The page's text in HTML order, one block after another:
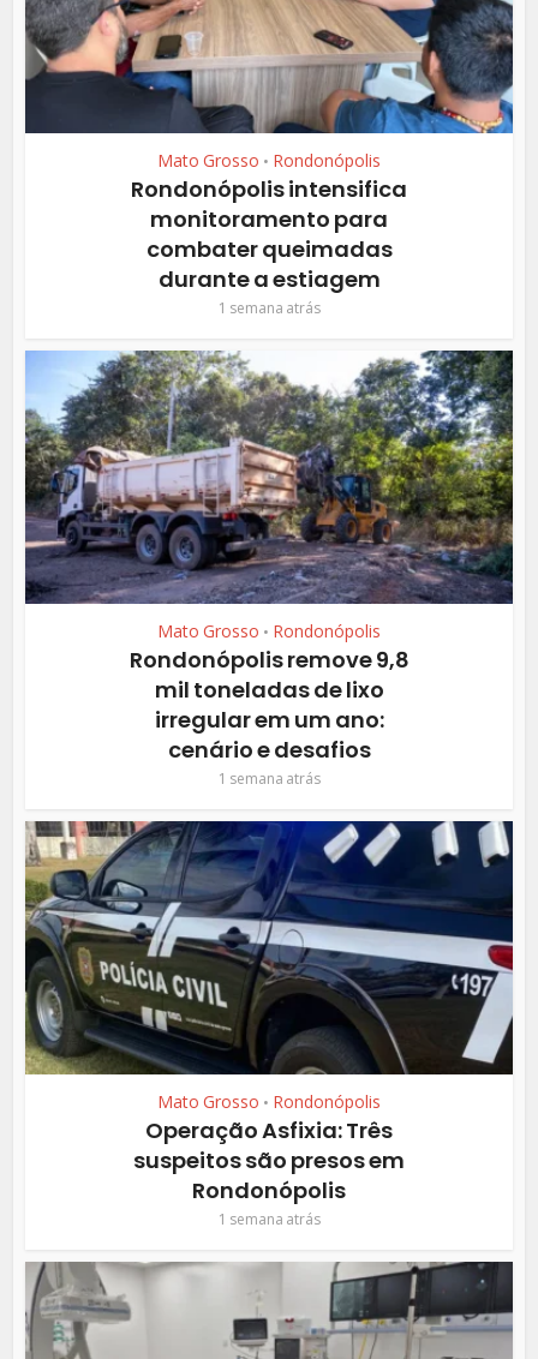
Mato Grosso • Rondonópolis
Rondonópolis intensifica
monitoramento para
combater queimadas
durante a estiagem
1 semana atrás
Mato Grosso • Rondonópolis
Rondonópolis remove 9,8
mil toneladas de lixo
irregular em um ano:
cenário e desafios
1 semana atrás
Mato Grosso • Rondonópolis
Operação Asfixia: Três
suspeitos são presos em
Rondonópolis
1 semana atrás